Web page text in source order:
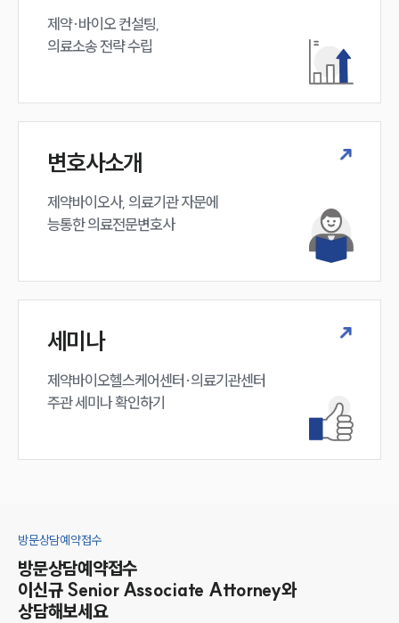
제약·바이오 컨설팅,
의료소송 전략 수립
변호사소개
제약바이오사, 의료기관 자문에
능통한 의료전문변호사
세미나
제약바이오헬스케어센터·의료기관센터
주관 세미나 확인하기
방문상담예약접수
방문상담예약접수
이신규 Senior Associate Attorney와
상담해보세요